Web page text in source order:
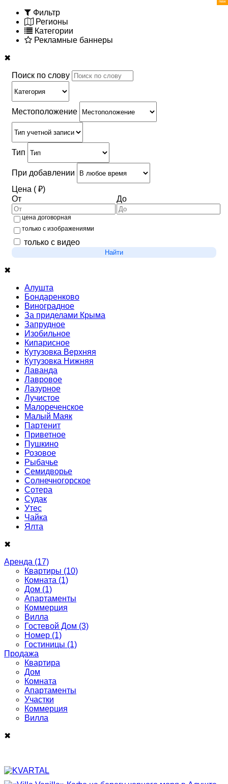
Фильтр
Регионы
Категории
Рекламные баннеры
✖
Поиск по слову
Местоположение
Тип
При добавлении
Цена ( ₽)
От
До
цена договорная
только с изображениями
только с видео
Найти
✖
Алушта
Бондаренково
Виноградное
За приделами Крыма
Запрудное
Изобильное
Кипарисное
Кутузовка Верхняя
Кутузовка Нижняя
Лаванда
Лавровое
Лазурное
Лучистое
Малореченское
Малый Маяк
Партенит
Приветное
Пушкино
Розовое
Рыбачье
Семидворье
Солнечногорское
Сотера
Судак
Утес
Чайка
Ялта
✖
Аренда (17)
Квартиры (10)
Комната (1)
Дом (1)
Апартаменты
Коммерция
Вилла
Гостевой Дом (3)
Номер (1)
Гостиницы (1)
Продажа
Квартира
Дом
Комнатa
Апартаменты
Участки
Коммерция
Виллa
✖